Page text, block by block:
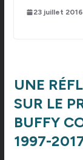
23 juillet 2016
UNE
SUR LE
BUFFY
1997-